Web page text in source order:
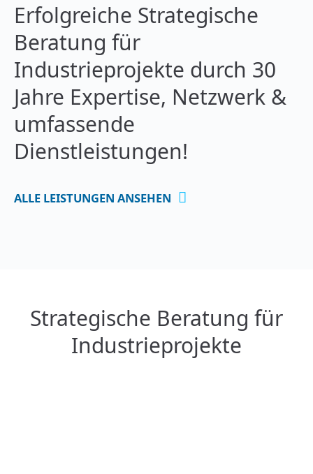
Erfolgreiche Strategische
Beratung für
Industrieprojekte durch 30
Jahre Expertise, Netzwerk &
umfassende
Dienstleistungen!
ALLE LEISTUNGEN ANSEHEN
Strategische Beratung für
Industrieprojekte